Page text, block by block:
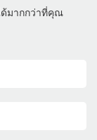
ด้มากกว่าที่คุณ